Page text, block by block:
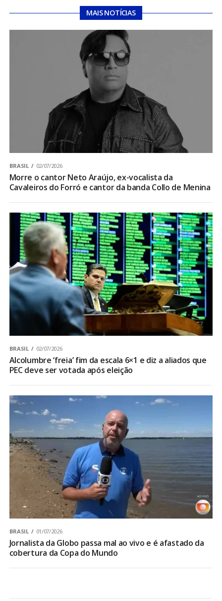
MAIS NOTÍCIAS
BRASIL 02/07/2026
Morre o cantor Neto Araújo, ex-vocalista da
Cavaleiros do Forró e cantor da banda Collo de Menina
BRASIL 02/07/2026
Alcolumbre ‘freia’ fim da escala 6×1 e diz a aliados que
PEC deve ser votada após eleição
BRASIL 01/07/2026
Jornalista da Globo passa mal ao vivo e é afastado da
cobertura da Copa do Mundo